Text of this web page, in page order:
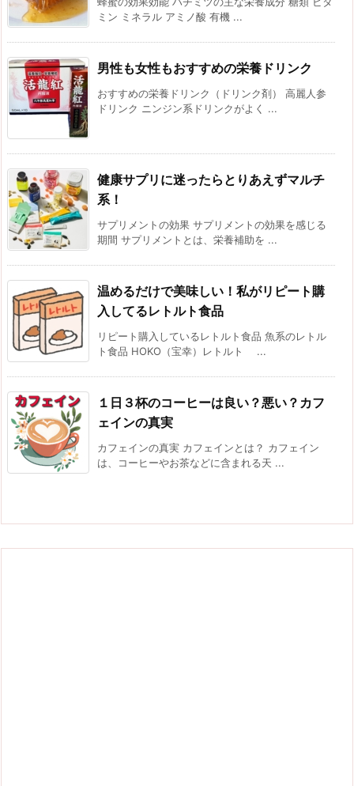
ミン ミネラル アミノ酸 有機 ...
男性も女性もおすすめの栄養ドリンク
おすすめの栄養ドリンク（ドリンク剤） 高麗人参
ドリンク ニンジン系ドリンクがよく ...
健康サプリに迷ったらとりあえずマルチ
系！
サプリメントの効果 サプリメントの効果を感じる
期間 サプリメントとは、栄養補助を ...
温めるだけで美味しい！私がリピート購
入してるレトルト食品
リピート購入しているレトルト食品 魚系のレトル
ト食品 HOKO（宝幸）レトルト ...
１日３杯のコーヒーは良い？悪い？カフ
ェインの真実
カフェインの真実 カフェインとは？ カフェイン
は、コーヒーやお茶などに含まれる天 ...